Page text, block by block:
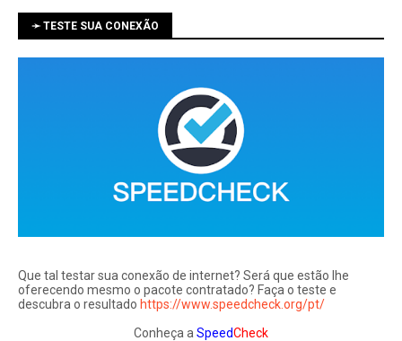
➛ TESTE SUA CONEXÃO
Que tal testar sua conexão de internet? Será que estão lhe
oferecendo mesmo o pacote contratado? Faça o teste e
descubra o resultado https://www.speedcheck.org/pt/
Conheça a SpeedCheck